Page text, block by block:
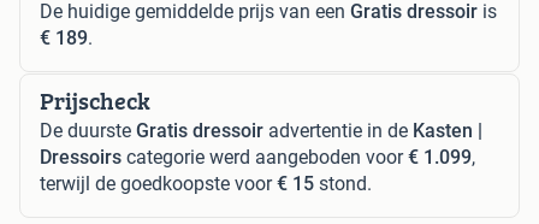
De huidige gemiddelde prijs van een Gratis dressoir is
€ 189.
Prijscheck
De duurste Gratis dressoir advertentie in de Kasten |
Dressoirs categorie werd aangeboden voor€ 1.099,
terwijl de goedkoopste voor€ 15 stond.